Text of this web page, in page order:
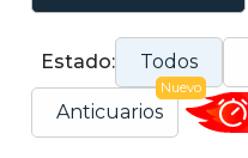
Estado: Todos
Anticuarios
Nuevo